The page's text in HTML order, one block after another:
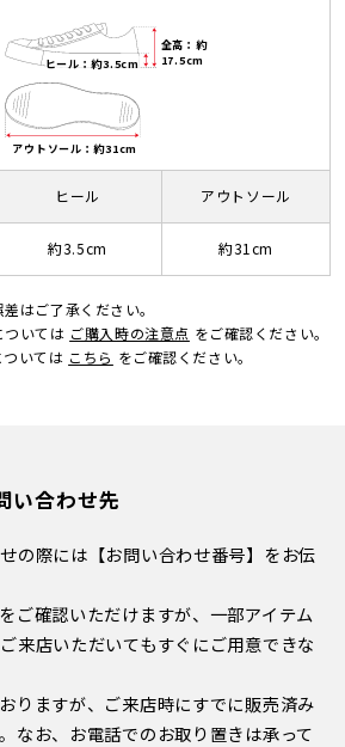
全高：約
17.5cm
ヒール：約3.5cm
アウトソール：約31cm
ヒール
約3.5cm
アウトソール
約31cm
はご了承ください。
いては ご購入時の注意点 をご確認ください。
いては こちら をご確認ください。
い合わせ先
の際には【お問い合わせ番号】をお伝
ご確認いただけますが、一部アイテム
来店いただいてもすぐにご用意できな
りますが、ご来店時にすでに販売済み
なお、お電話でのお取り置きは承って